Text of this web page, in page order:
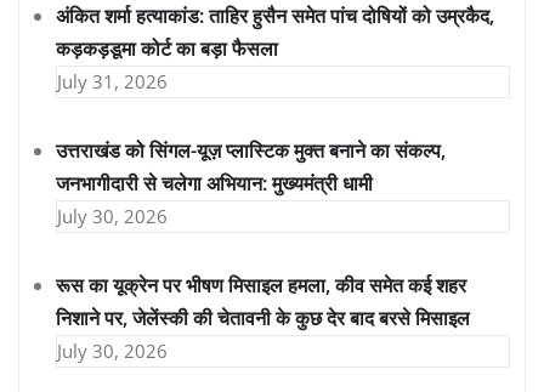
अंकित शर्मा हत्याकांड: ताहिर हुसैन समेत पांच दोषियों को उम्रकैद,
कड़कड़डूमा कोर्ट का बड़ा फैसला
July 31, 2026
उत्तराखंड को सिंगल-यूज़ प्लास्टिक मुक्त बनाने का संकल्प,
जनभागीदारी से चलेगा अभियान: मुख्यमंत्री धामी
July 30, 2026
रूस का यूक्रेन पर भीषण मिसाइल हमला, कीव समेत कई शहर
निशाने पर, जेलेंस्की की चेतावनी के कुछ देर बाद बरसे मिसाइल
July 30, 2026